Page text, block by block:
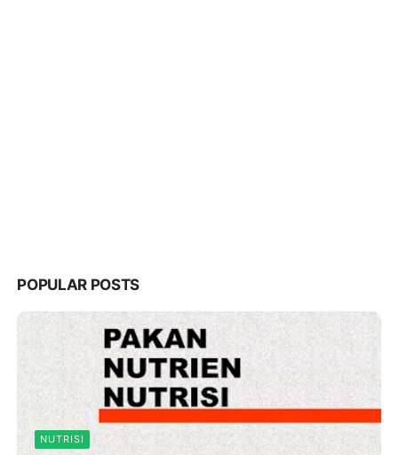
POPULAR POSTS
NUTRISI